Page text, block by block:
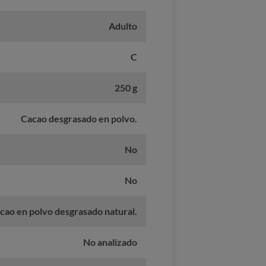
Adulto
C
250 g
Cacao desgrasado en polvo.
No
No
en polvo desgrasado natural.
No analizado